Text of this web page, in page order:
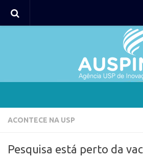
Agência
Coordenação
ACONTECE NA USP
Pesquisa está perto da